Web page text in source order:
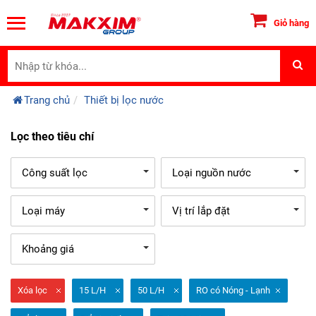
Giỏ hàng
Trang chủ Thiết bị lọc nước
Lọc theo tiêu chí
Công suất lọc Loại nguồn nước
Loại máy Vị trí lắp đặt
Khoảng giá
Xóa lọc 15 L/H 50 L/H RO có Nóng - Lạnh